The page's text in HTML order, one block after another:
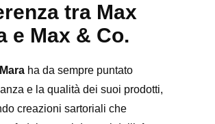
tra Max
e Max & Co.
ha da sempre puntato
e la qualità dei suoi prodotti,
creazioni sartoriali che